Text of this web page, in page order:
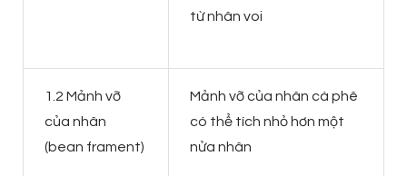
từ nhân voi
1.2 Mảnh vỡ
của nhân
(bean frament)
Mảnh vỡ của nhân cà phê
có thể tích nhỏ hơn một
nửa nhân